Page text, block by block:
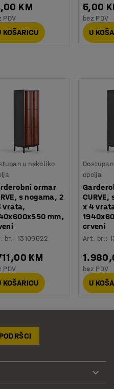
KM
PDV
KOŠARICU
5,00
bez PDV
U
u nekoliko
ormar
s nogama, 2
vrata,
mm,
br.: 13109522
KM
PDV
KOŠARICU
opcija
CURVE,
x 4
crveni
Art. br.:
bez PDV
U